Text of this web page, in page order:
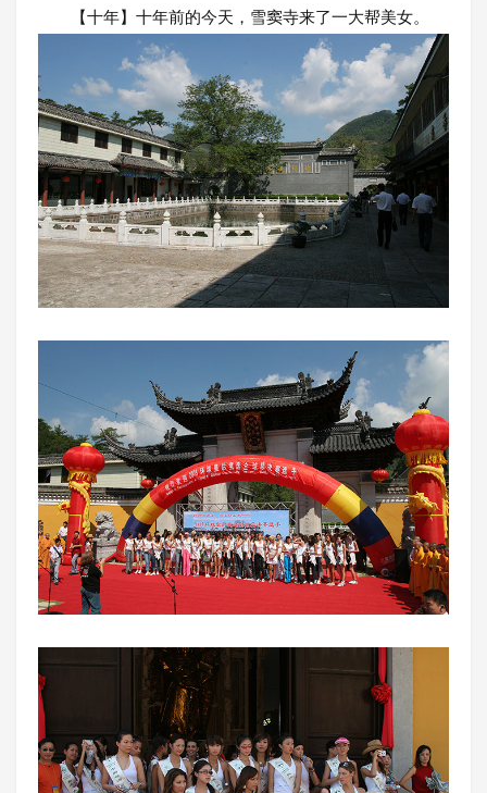
【十年】十年前的今天，雪窦寺来了一大帮美女。